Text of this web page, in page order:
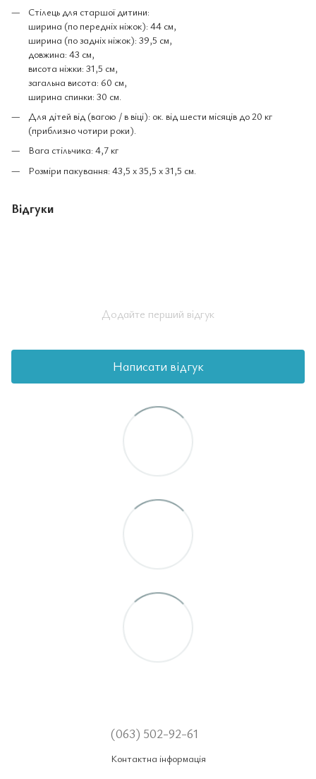
Стілець для старшої дитини:
ширина (по передніх ніжок): 44 см,
ширина (по задніх ніжок): 39,5 см,
довжина: 43 см,
висота ніжки: 31,5 см,
загальна висота: 60 ​​см,
ширина спинки: 30 см.
Для дітей від (вагою / в віці): ок. від шести місяців до 20 кг
(приблизно чотири роки).
Вага стільчика: 4,7 кг
Розміри пакування: 43,5 x 35,5 x 31,5 см.
Відгуки
Додайте перший відгук
Написати відгук
(063) 502-92-61
Контактна інформація